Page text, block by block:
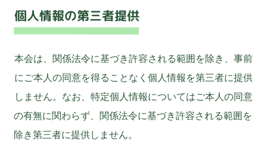
個人情報の第三者提供
本会は、関係法令に基づき許容される範囲を除き、事前
にご本人の同意を得ることなく個人情報を第三者に提供
しません。なお、特定個人情報についてはご本人の同意
の有無に関わらず、関係法令に基づき許容される範囲を
除き第三者に提供しません。